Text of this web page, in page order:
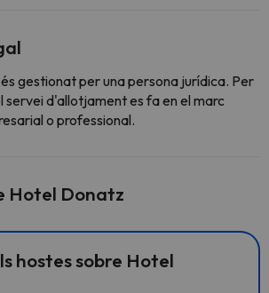
gestionat per una persona jurídica. Per
servei d'allotjament es fa en el marc
o professional.
Hotel Donatz
hostes sobre Hotel